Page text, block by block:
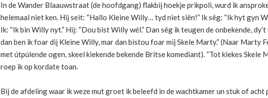
In de Wander Blaauwstraat (de hoofdgang) flakbij hoekje prikpoli, wurd ik
helemaal niet ken. Hij seit: “Hallo Kleine Willy… tyd niet siën!” Ik sêg: “Ik hyt gyn
Ik: “Ik bin Willy nyt.” Hij: “Dou bist Willy wél.” Dan sêg ik teugen de onbekende,
dan ben ik foar dij Kleine Willy, mar dan bistou foar mij Skele Marty.” (Naar Marty
met útpúlende ogen, skeel kiekende bekende Britse komediant). “Tot kiekes Skele
roep ik op kordate toan.
Bij de afdeling waar ik weze mut groet ik beleefd in de wachtkamer un stuk of acht